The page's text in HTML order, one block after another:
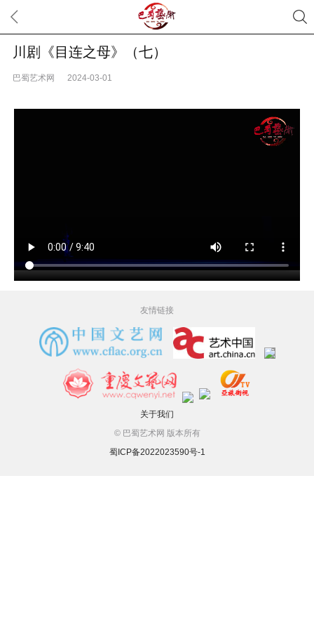
川剧《目连之母》（七）
巴蜀艺术网 2024-03-01
友情链接
关于我们
© 巴蜀艺术网 版本所有
蜀ICP备2022023590号-1